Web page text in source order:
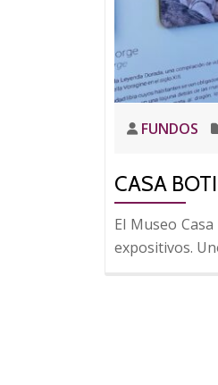
FUNDOS
CASA
El Museo
expositivos.